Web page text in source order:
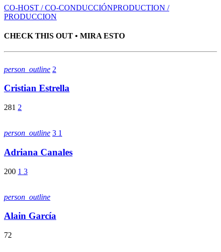
CO-HOST / CO-CONDUCCIÓNPRODUCTION /
PRODUCCION
CHECK THIS OUT • MIRA ESTO
person_outline 2
Cristian Estrella
281 2
person_outline 3 1
Adriana Canales
200 1 3
person_outline
Alain García
72